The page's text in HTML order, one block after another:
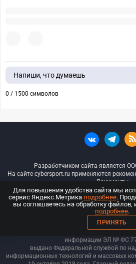
Напиши, что думаешь
0 / 1500 символов
Разработчиком сайта является
На сайте cybersport.ru применяются
Документы
© ООО «Киберспорт.ру» — Все
18+
ООО «Киберспорт.ру». Свидетельство о
информации ЭЛ № ФС
выдано Федеральной службой по
информационных технологий и массовых
Для повышения удобства сайта мы
сервис Яндекс.Метрика подробнее.
вы соглашаетесь на обработку
подробнее.
ПРИНЯТЬ